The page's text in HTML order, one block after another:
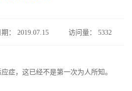
期： 2019.07.15 访问量：5332
症，这已经不是第一次为人所知。